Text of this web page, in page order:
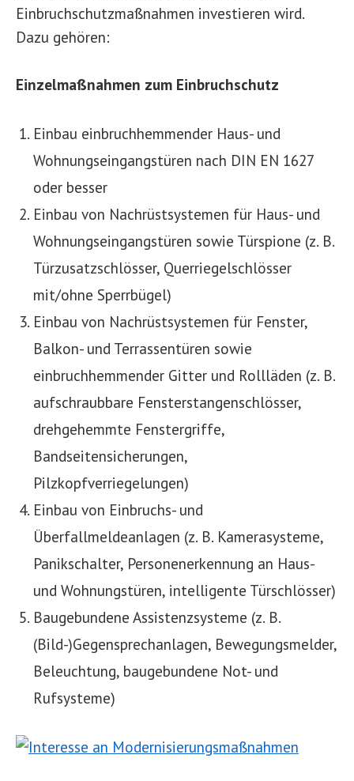
Einbruchschutzmaßnahmen investieren wird.
Dazu gehören:
Einzelmaßnahmen zum Einbruchschutz
Einbau einbruchhemmender Haus- und
Wohnungseingangstüren nach DIN EN 1627
oder besser
Einbau von Nachrüstsystemen für Haus- und
Wohnungseingangstüren sowie Türspione (z. B.
Türzusatzschlösser, Querriegelschlösser
mit/ohne Sperrbügel)
Einbau von Nachrüstsystemen für Fenster,
Balkon- und Terrassentüren sowie
einbruchhemmender Gitter und Rollläden (z. B.
aufschraubbare Fensterstangenschlösser,
drehgehemmte Fenstergriffe,
Bandseitensicherungen,
Pilzkopfverriegelungen)
Einbau von Einbruchs- und
Überfallmeldeanlagen (z. B. Kamerasysteme,
Panikschalter, Personenerkennung an Haus-
und Wohnungstüren, intelligente Türschlösser)
Baugebundene Assistenzsysteme (z. B.
(Bild-)Gegensprechanlagen, Bewegungsmelder,
Beleuchtung, baugebundene Not- und
Rufsysteme)